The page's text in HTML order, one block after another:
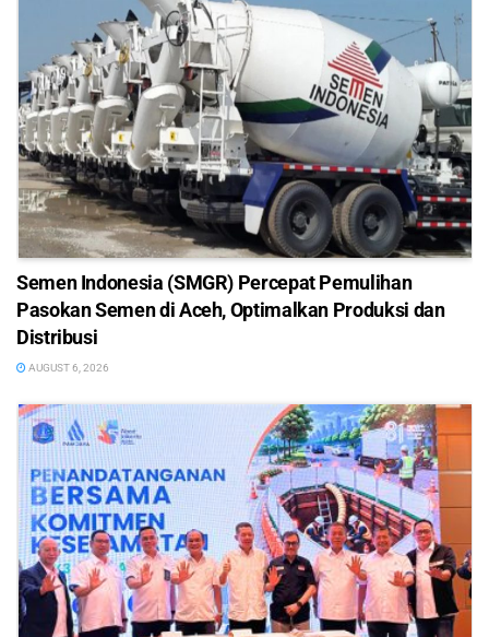
Semen Indonesia (SMGR) Percepat Pemulihan
Pasokan Semen di Aceh, Optimalkan Produksi dan
Distribusi
AUGUST 6, 2026